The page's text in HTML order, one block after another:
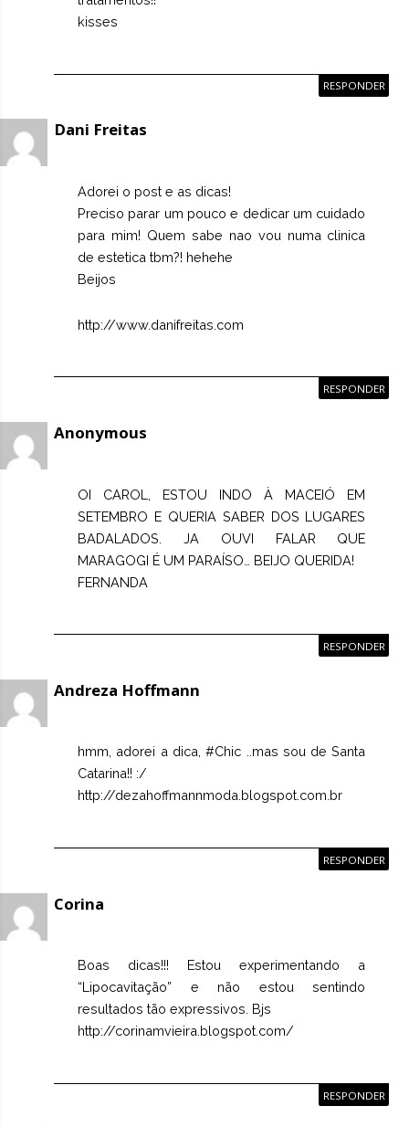
kisses
RESPONDER
Dani Freitas
Adorei o post e as dicas!
Preciso parar um pouco e dedicar um cuidado
para mim! Quem sabe nao vou numa clinica
de estetica tbm?! hehehe
Beijos
http://www.danifreitas.com
RESPONDER
Anonymous
OI CAROL, ESTOU INDO À MACEIÓ EM
SETEMBRO E QUERIA SABER DOS LUGARES
BADALADOS. JA OUVI FALAR QUE
MARAGOGI É UM PARAÍSO… BEIJO QUERIDA!
FERNANDA
RESPONDER
Andreza Hoffmann
hmm, adorei a dica, #Chic ..mas sou de Santa
Catarina!! :/
http://dezahoffmannmoda.blogspot.com.br
RESPONDER
Corina
Boas dicas!!! Estou experimentando a
“Lipocavitação” e não estou sentindo
resultados tão expressivos. Bjs
http://corinamvieira.blogspot.com/
RESPONDER